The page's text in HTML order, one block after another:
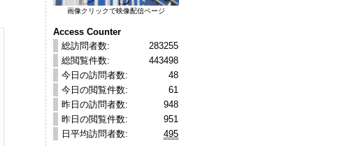
画像クリックで映像配信ページ
Access Counter
283255
総訪問者数:
443498
総閲覧件数:
48
今日の訪問者数:
61
今日の閲覧件数:
948
昨日の訪問者数:
951
昨日の閲覧件数:
495
日平均訪問者数: